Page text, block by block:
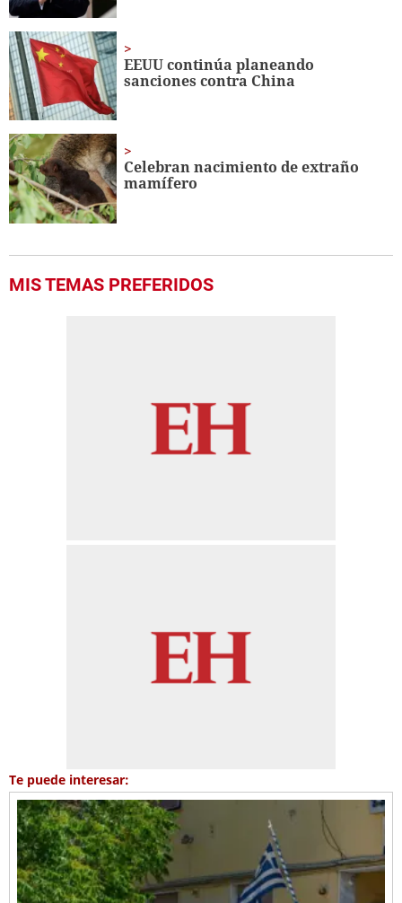
EEUU continúa planeando
sanciones contra China
Celebran nacimiento de extraño
mamífero
MIS TEMAS PREFERIDOS
Te puede interesar: